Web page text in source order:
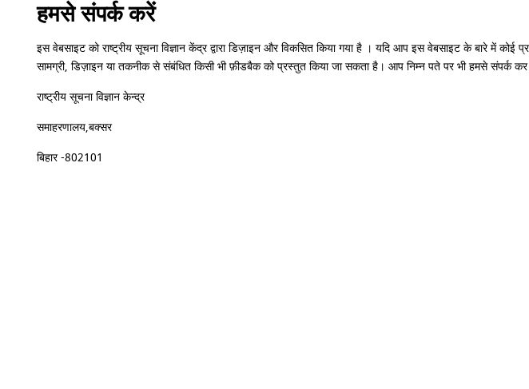
हमसे संपर्क करें
इस वेबसाइट को राष्ट्रीय सूचना विज्ञान केंद्र द्वारा डिज़ाइन और विकसित किया गया है । यदि आप इस वेबसाइट के
सामग्री, डिज़ाइन या तकनीक से संबंधित किसी भी फ़ीडबैक को प्रस्तुत किया जा सकता है। आप निम्न पते पर भी हमसे संपर्क
राष्‍ट्रीय सूचना विज्ञान केन्‍द्र
समाहरणालय,बक्सर
बिहार -802101